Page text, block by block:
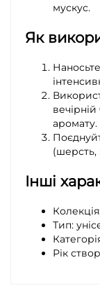
мускус.
Як
аромату.
Інші
Тип:
Рік